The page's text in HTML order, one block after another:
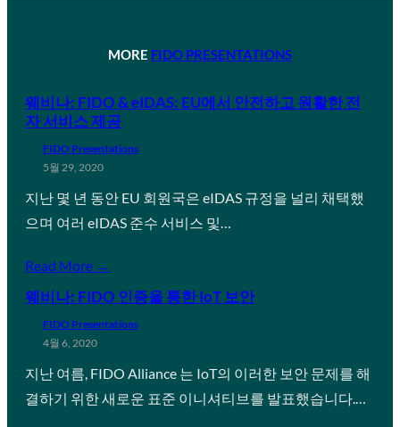
MORE FIDO PRESENTATIONS
웨비나: FIDO & eIDAS: EU에서 안전하고 원활한 전
자 서비스 제공
FIDO Presentations
5월 29, 2020
지난 몇 년 동안 EU 회원국은 eIDAS 규정을 널리 채택했
으며 여러 eIDAS 준수 서비스 및…
Read More →
웨비나: FIDO 인증을 통한 IoT 보안
FIDO Presentations
4월 6, 2020
지난 여름, FIDO Alliance 는 IoT의 이러한 보안 문제를 해
결하기 위한 새로운 표준 이니셔티브를 발표했습니다.…